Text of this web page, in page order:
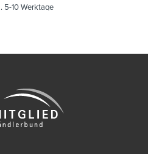
5-10 Werktage